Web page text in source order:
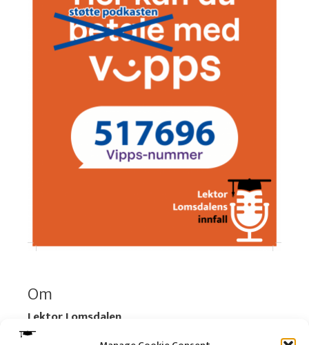
Om
Lektor Lomsdalen
Organisasjonsnummer:
920 712 312 MVA